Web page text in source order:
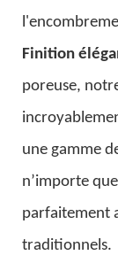
Finition
poreuse,
une gamme
n’importe
parfaitement
traditionnels.